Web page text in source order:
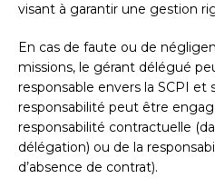
visant à garantir une gestion
En cas de faute ou de
missions, le gérant délégué
responsable envers la SCPI et
responsabilité peut être
responsabilité contractuelle
délégation) ou de la
d’absence de contrat).